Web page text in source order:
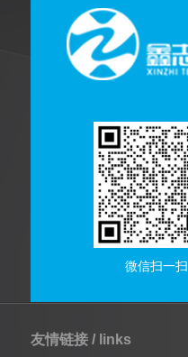
微信扫一扫
友情链接 / links